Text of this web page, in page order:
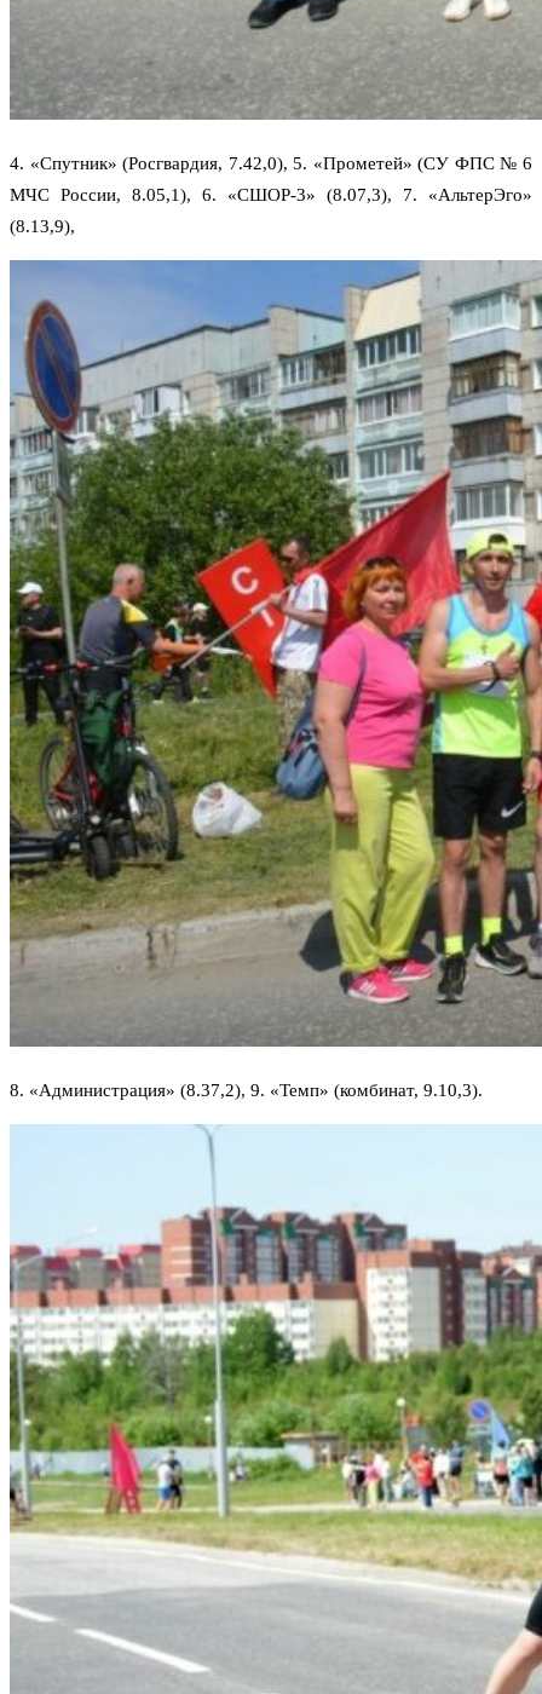
4. «Спутник» (Росгвардия, 7.42,0), 5. «Прометей» (СУ ФПС № 6
МЧС России, 8.05,1), 6. «СШОР-3» (8.07,3), 7. «АльтерЭго»
(8.13,9),
8. «Администрация» (8.37,2), 9. «Темп» (комбинат, 9.10,3).